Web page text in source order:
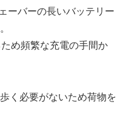
ーバーの長いバッテリー
め頻繁な充電の手間か
く必要がないため荷物を